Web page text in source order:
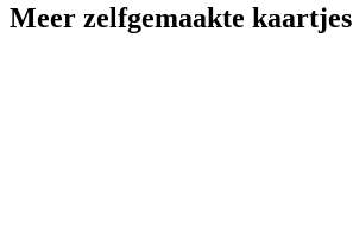
Meer zelfgemaakte kaartjes